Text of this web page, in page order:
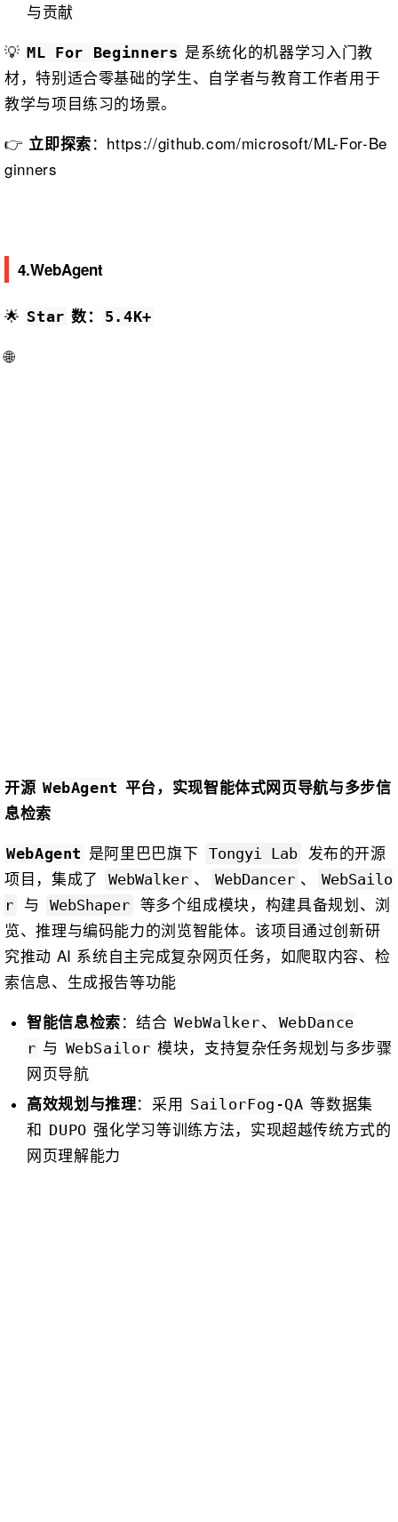
与贡献
💡 ML For Beginners 是系统化的机器学习入门教
材，特别适合零基础的学生、自学者与教育工作者用于
教学与项目练习的场景。
👉 立即探索：https://github.com/microsoft/ML-For-Be
ginners
4.WebAgent
🌟 Star 数： 5.4K+
🌐
开源 WebAgent 平台，实现智能体式网页导航与多步信
息检索
WebAgent 是阿里巴巴旗下 Tongyi Lab
发布的开源
项目，集成了
WebWalker 、 WebDancer 、
WebSailo
r
与 WebShaper
等多个组成模块，构建具备规划、浏
览、推理与编码能力的浏览智能体。该项目通过创新研
究推动 AI 系统自主完成复杂网页任务，如爬取内容、检
索信息、生成报告等功能
智能信息检索：结合 WebWalker、
WebDance
r 与 WebSailor 模块，支持复杂任务规划与多步骤
网页导航
高效规划与推理：采用 SailorFog‑QA 等数据集
和 DUPO 强化学习等训练方法，实现超越传统方式的
网页理解能力